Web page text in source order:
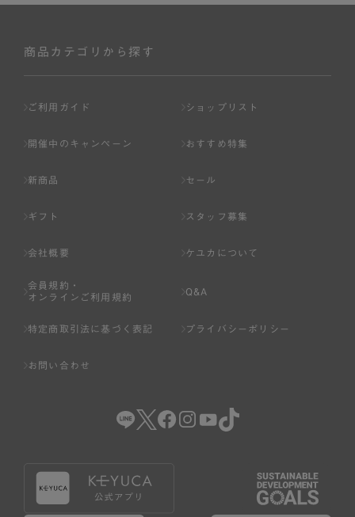
商品カテゴリから探す
ご利用ガイド ショップリスト
開催中のキャンペーン おすすめ特集
新商品 セール
ギフト スタッフ募集
会社概要 ケユカについて
会員規約・
オンラインご利用規約
Q&A
特定商取引法に基づく表記 プライバシーポリシー
お問い合わせ